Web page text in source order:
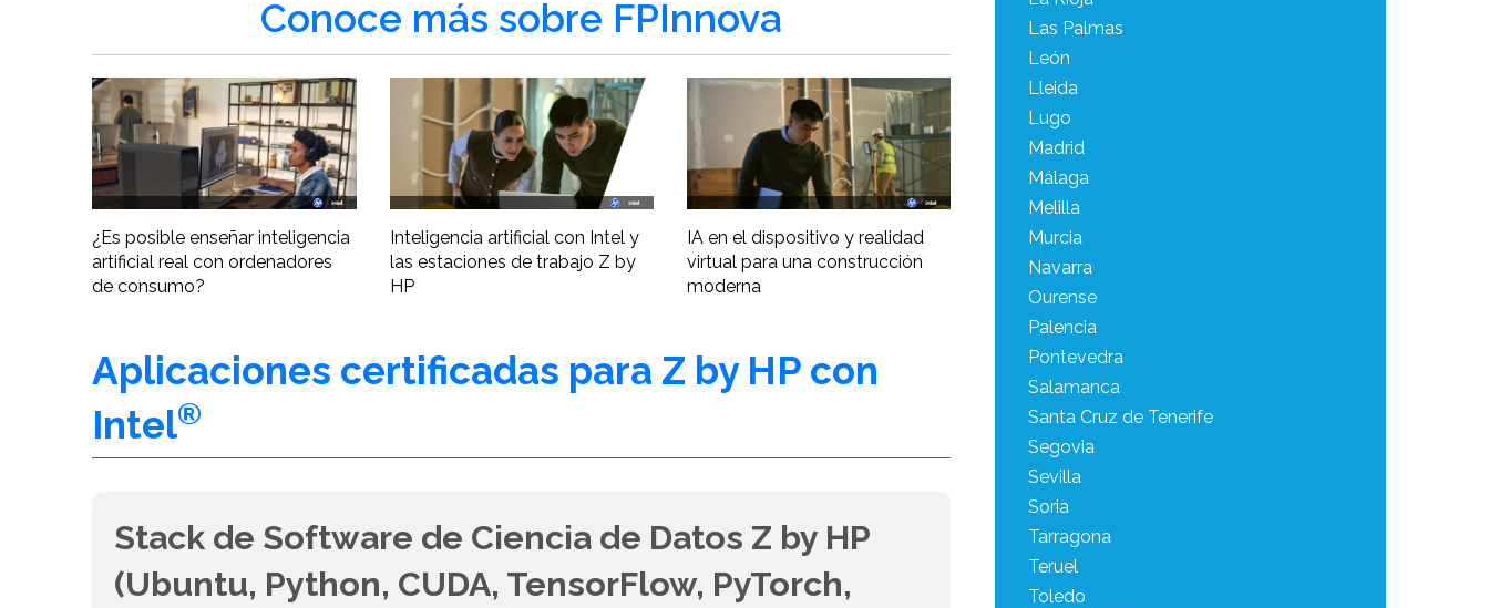
Conoce más sobre FPInnova
¿Es posible enseñar inteligencia
artificial real con ordenadores
de consumo?
Inteligencia artificial con Intel y
las estaciones de trabajo Z by
HP
IA en el dispositivo y realidad
virtual para una construcción
moderna
Aplicaciones certificadas para Z by HP con
Intel®
Stack de Software de Ciencia de Datos Z by HP
(Ubuntu, Python, CUDA, TensorFlow, PyTorch,
Las Palmas
León
Lleida
Lugo
Madrid
Málaga
Melilla
Murcia
Navarra
Ourense
Palencia
Pontevedra
Salamanca
Santa Cruz de Tenerife
Segovia
Sevilla
Soria
Tarragona
Teruel
Toledo